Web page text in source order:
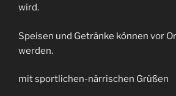
wird.
Speisen und Getränke können vor
werden.
mit sportlichen-närrischen Grüßen